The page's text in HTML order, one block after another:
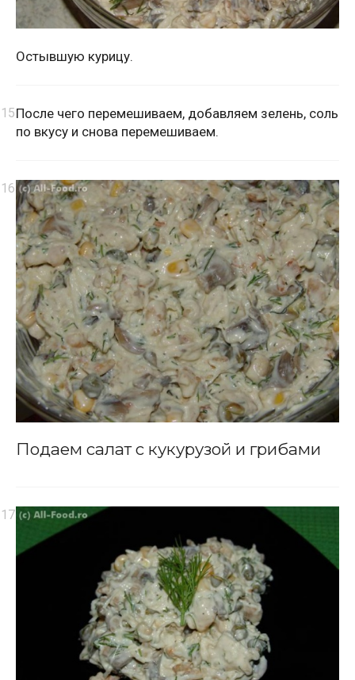
Остывшую курицу.
После чего перемешиваем, добавляем зелень, соль
по вкусу и снова перемешиваем.
Подаем салат с кукурузой и грибами